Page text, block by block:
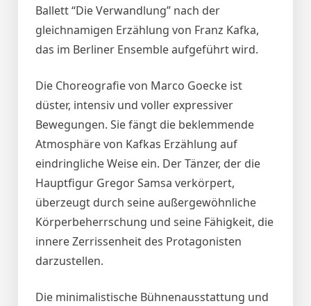
Ballett “Die Verwandlung” nach der
gleichnamigen Erzählung von Franz Kafka,
das im Berliner Ensemble aufgeführt wird.
Die Choreografie von Marco Goecke ist
düster, intensiv und voller expressiver
Bewegungen. Sie fängt die beklemmende
Atmosphäre von Kafkas Erzählung auf
eindringliche Weise ein. Der Tänzer, der die
Hauptfigur Gregor Samsa verkörpert,
überzeugt durch seine außergewöhnliche
Körperbeherrschung und seine Fähigkeit, die
innere Zerrissenheit des Protagonisten
darzustellen.
Die minimalistische Bühnenausstattung und